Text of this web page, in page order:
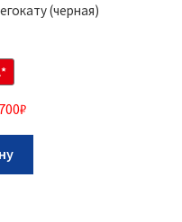
(черная)
700₽